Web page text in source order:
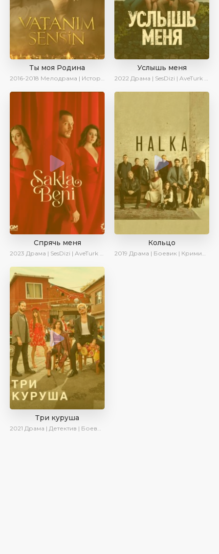
Ты моя Родина
2016-2018 Мелодрама | Исторический | Военный | Turok1990
Услышь меня
2022 Драма | SesDizi | AveTurk | Turok1990
Спрячь меня
2023 Драма | SesDizi | AveTurk | AlisaDirilis | Сериалы 2023
Кольцо
2019 Драма | Боевик | Криминал
Три куруша
2021 Драма | Детектив | Боевик | SesDizi | Ирина Котова | AveTurk